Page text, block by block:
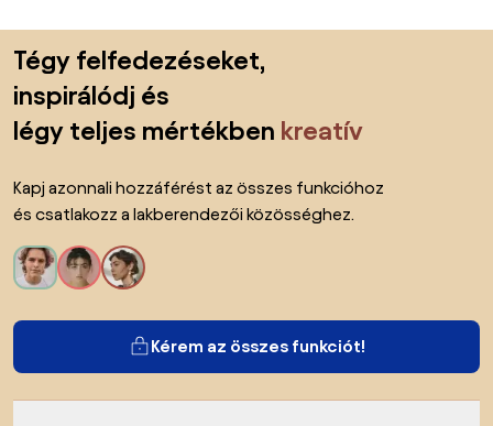
Tégy felfedezéseket,
inspirálódj és
légy teljes mértékben kreatív
Kapj azonnali hozzáférést az összes funkcióhoz
és csatlakozz a lakberendezői közösséghez.
Kérem az összes funkciót!